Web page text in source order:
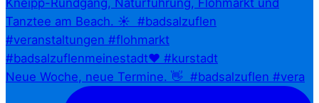
Neue Woche, neue Termine. 👋⁠ ⁠ #badsalzuflen #vera